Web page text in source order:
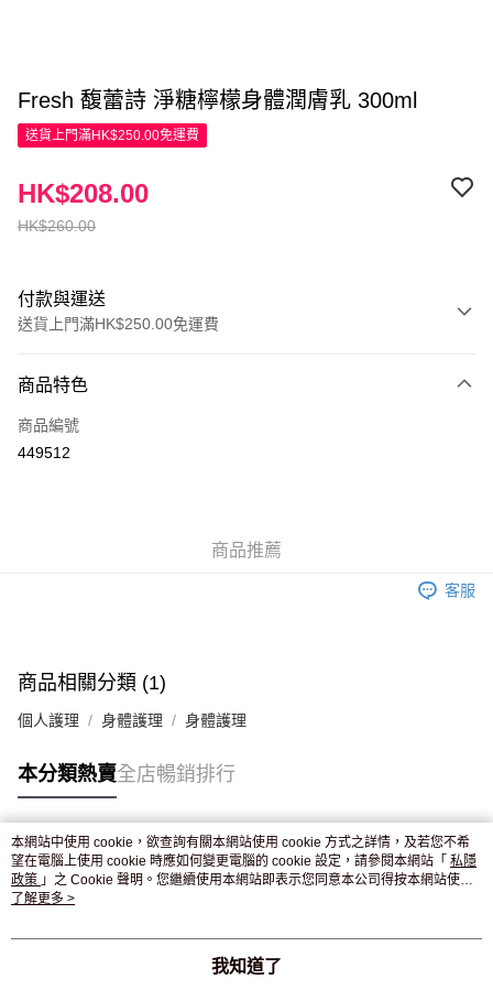
Fresh 馥蕾詩 淨糖檸檬身體潤膚乳 300ml
送貨上門滿HK$250.00免運費
HK$260.00
HK$208.00
付款與運送
送貨上門滿HK$250.00免運費
信用卡
Apple Pay
付款後門市自取，訂單確認後2-4個工作天到店，7天內取。逾期後
商品特色
商品編號
449512
商品推薦
客服
商品相關分類 (1)
個人護理 身體護理 身體護理
本分類熱賣全店暢銷排行
熱門標籤
熱銷排行
本網站中使用 cookie，欲查詢有關本網站使用 cookie 方式之詳情，及若您不希
望在電腦上使用 cookie 時應如何變更電腦的 cookie 設定，請參閱本網站「 私隱
政策 」之 Cookie 聲明。您繼續使用本網站即表示您同意本公司得按本網站使用
條款之 Cookie 聲明使用 cookie。
了解更多 >
我知道了